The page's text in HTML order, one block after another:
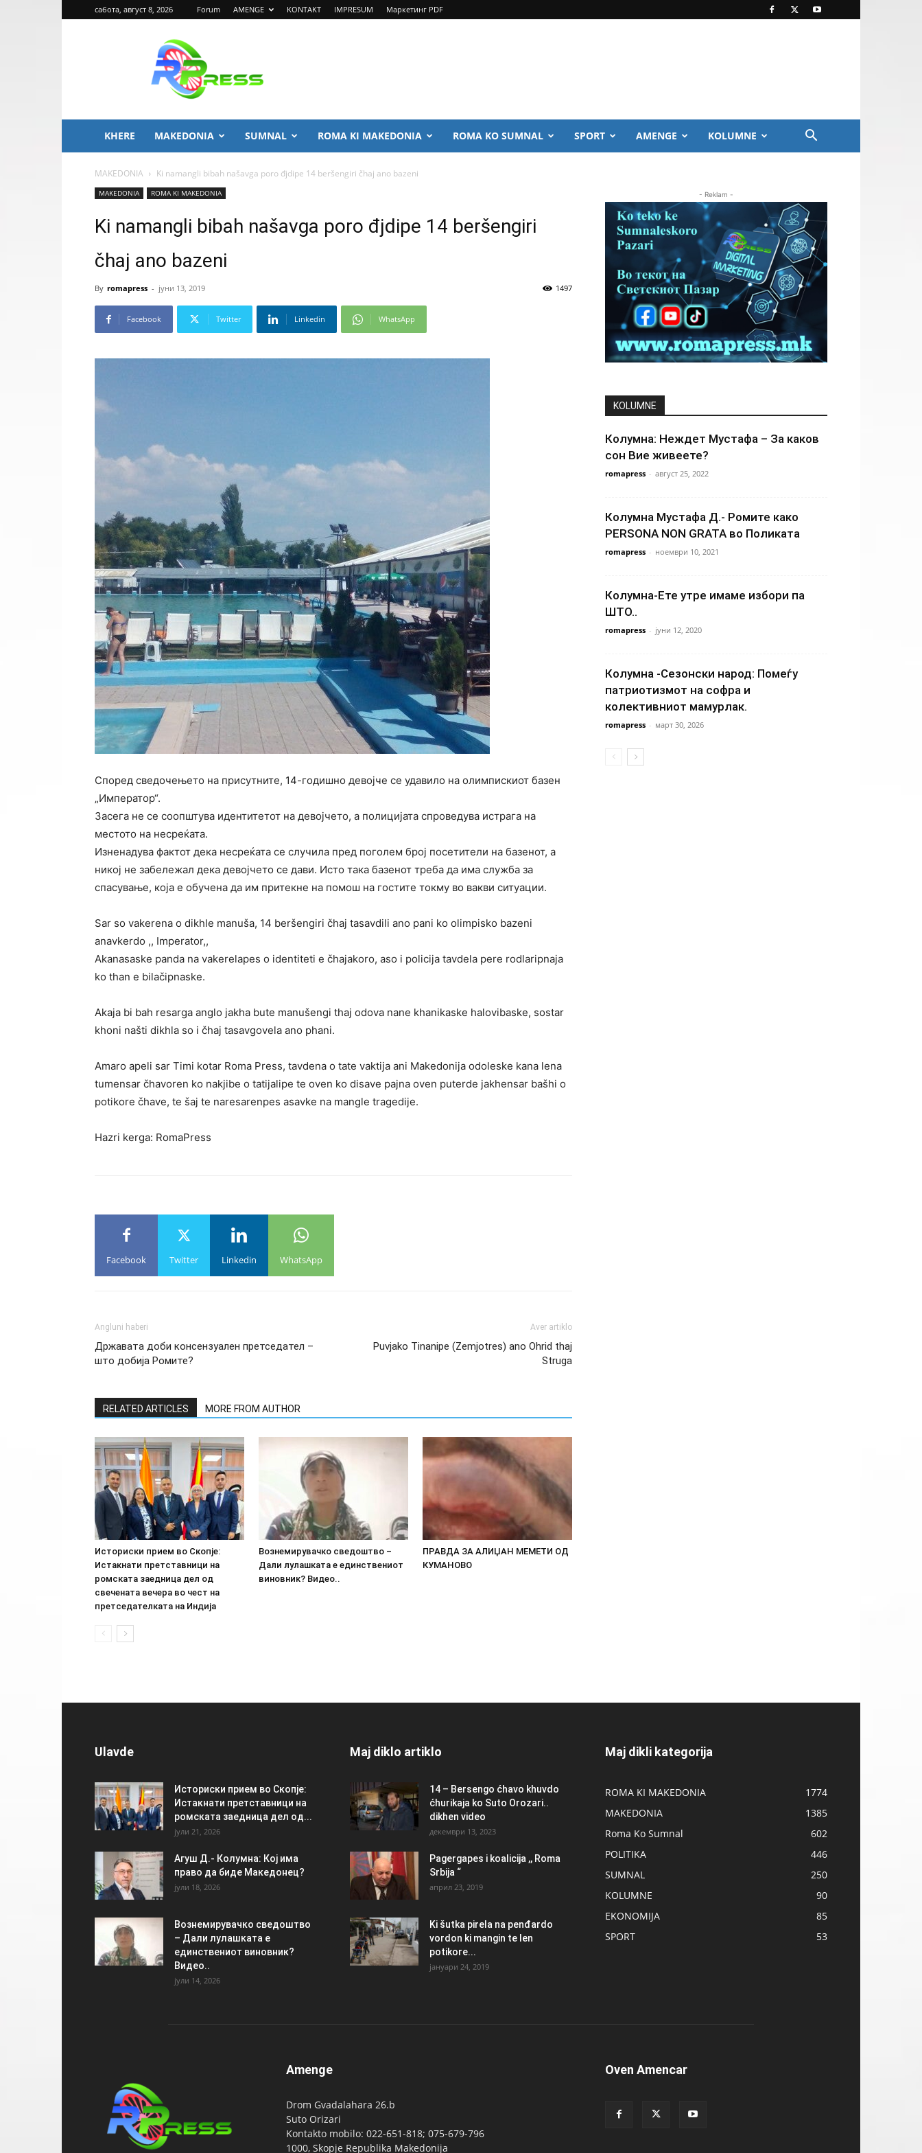
сабота, август 8, 2026 Forum AMENGE KONTAKT IMPRESUM Маркетинг PDF
PRESS
KHERE MAKEDONIA SUMNAL ROMA KI MAKEDONIA ROMA KO SUMNAL SPORT AMENGE KOLUMNE
MAKEDONIA Ki namangli bibah našavga poro đjdipe 14 beršengiri čhaj ano bazeni
MAKEDONIA ROMA KI MAKEDONIA
Ki namangli bibah našavga poro đjdipe 14 beršengiri
čhaj ano bazeni
By romapress - јуни 13, 2019 1497
Facebook Twitter Linkedin WhatsApp
Според сведочењето на присутните, 14-годишно девојче се удавило на олимпискиот базен
„Император“.
Засега не се соопштува идентитетот на девојчето, а полицијата спроведува истрага на
местото на несреќата.
Изненадува фактот дека несреќата се случила пред поголем број посетители на базенот, а
никој не забележал дека девојчето се дави. Исто така базенот треба да има служба за
спасување, која е обучена да им притекне на помош на гостите токму во вакви ситуации.
Sar so vakerena o dikhle manuša, 14 beršengiri čhaj tasavdili ano pani ko olimpisko bazeni
anavkerdo ,, Imperator,,
Akanasaske panda na vakerelapes o identiteti e čhajakoro, aso i policija tavdela pere rodlaripnaja
ko than e bilačipnaske.
Akaja bi bah resarga anglo jakha bute manušengi thaj odova nane khanikaske halovibaske, sostar
khoni našti dikhla so i čhaj tasavgovela ano phani.
Amaro apeli sar Timi kotar Roma Press, tavdena o tate vaktija ani Makedonija odoleske kana lena
tumensar čhavoren ko nakjibe o tatijalipe te oven ko disave pajna oven puterde jakhensar bašhi o
potikore čhave, te šaj te naresarenpes asavke na mangle tragedije.
Hazri kerga: RomaPress
Facebook Twitter Linkedin WhatsApp
Angluni haberi
Државата доби консензуален претседател –
што добија Ромите?
Aver artiklo
Puvjako Tinanipe (Zemjotres) ano Ohrid thaj
Struga
RELATED ARTICLES MORE FROM AUTHOR
Историски прием во Скопје:
Истакнати претставници на
ромската заедница дел од
свечената вечера во чест на
претседателката на Индија
Вознемирувачко сведоштво –
Дали лулашката е единствениот
виновник? Видео..
ПРАВДА ЗА АЛИЏАН МЕМЕТИ ОД
КУМАНОВО
- Reklam -
KOLUMNE
Колумна: Неждет Мустафа – За каков
сон Вие живеете?
romapress - август 25, 2022
Колумна Мустафа Д.- Ромите како
PERSONA NON GRATA во Поликата
romapress - ноември 10, 2021
Колумна-Ете утре имаме избори па
ШТО..
romapress - јуни 12, 2020
Колумна -Сезонски народ: Помеѓу
патриотизмот на софра и
колективниот мамурлак.
romapress - март 30, 2026
Ulavde
Историски прием во Скопје:
Истакнати претставници на
ромската заедница дел од...
јули 21, 2026
Агуш Д.- Колумна: Кој има
право да биде Македонец?
јули 18, 2026
Вознемирувачко сведоштво
– Дали лулашката е
единствениот виновник?
Видео..
јули 14, 2026
Maj diklo artiklo
14 – Bersengo ćhavo khuvdo
ćhurikaja ko Suto Orozari..
dikhen video
декември 13, 2023
Pagergapes i koalicija ,, Roma
Srbija “
април 23, 2019
Ki šutka pirela na penđardo
vordon ki mangin te len
potikore...
јануари 24, 2019
Maj dikli kategorija
ROMA KI MAKEDONIA
1774
MAKEDONIA
1385
Roma Ko Sumnal
602
POLITIKA
446
SUMNAL
250
KOLUMNE
90
EKONOMIJA
85
SPORT
53
Amenge
Drom Gvadalahara 26.b
Suto Orizari
Kontakto mobilo: 022-651-818; 075-679-796
1000, Skopje Republika Makedonija
Oven Amencar